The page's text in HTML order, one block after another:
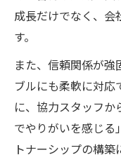
成長だけでなく、会
す。
また、信頼関係が
ブルにも柔軟に対応
に、協力スタッフか
でやりがいを感じる
トナーシップの構築